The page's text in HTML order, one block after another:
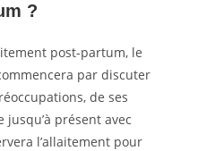
?
post-partum, le
par discuter
de ses
présent avec
l’allaitement pour